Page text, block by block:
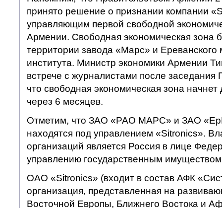
принято решение о признании компании
управляющим первой свободной
Армении. Свободная экономическая зона
территории завода «Марс» и Ереванского
института. Министр экономики Армении
встрече с журналистами после заседания
что свободная экономическая зона
через 6 месяцев.
Отметим, что ЗАО «РАО МАРС» и ЗАО
находятся под управлением «Sitronics».
организаций является Россия в лице
управлению государственным
ОАО «Sitronics» (входит в состав АФК
организация, представленная на
Восточной Европы, Ближнего Востока и